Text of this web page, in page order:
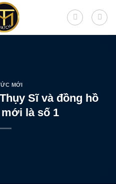
MỚI
Sĩ và đồng hồ
là số 1